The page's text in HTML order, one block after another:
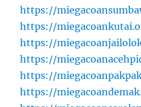
https://
https://
https://
https://
https://
https://